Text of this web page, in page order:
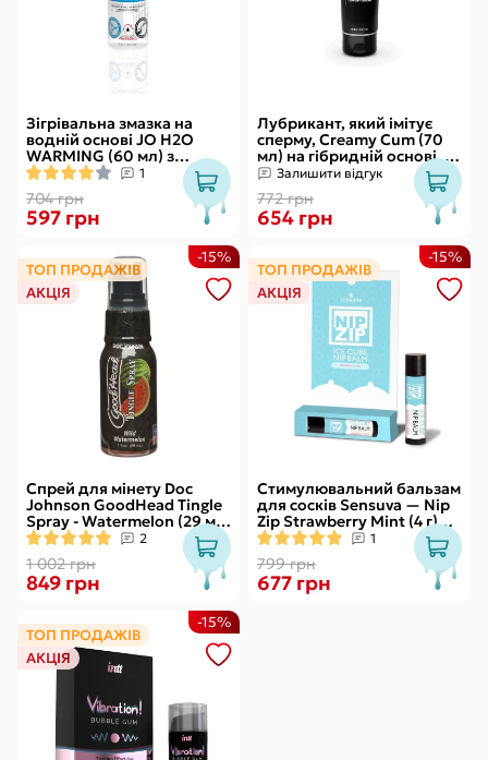
Зігрівальна змазка на
водній основі JO H2O
WARMING (60 мл) з
екстрактом перцевої
м’яти
1
704 грн
597 грн
Лубрикант, який імітує
сперму, Creamy Cum (70
мл) на гібридній основі, з
олією звіробою
Залишити відгук
772 грн
654 грн
ТОП ПРОДАЖІВ
АКЦІЯ
Спрей для мінету Doc
Johnson GoodHead Tingle
Spray - Watermelon (29 мл)
зі стимулювальним
ефектом
2
1 002 грн
-15%
849 грн
ТОП ПРОДАЖІВ
АКЦІЯ
Стимулювальний бальзам
для сосків Sensuva — Nip
Zip Strawberry Mint (4 г)
охолоджувальний
1
799 грн
-15%
677 грн
ТОП ПРОДАЖІВ
АКЦІЯ
-15%